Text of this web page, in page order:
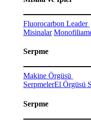
Fluorocarbon Leader
Misinalar
Serpme
Makine Örgüsü
SerpmelerEl Örgüsü
Serpme